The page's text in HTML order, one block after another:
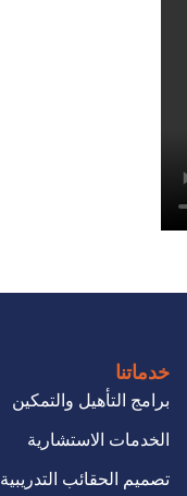
خدماتنا
برامج التأهيل والتمكين
الخدمات الاستشارية
تصميم الحقائب التدريبية